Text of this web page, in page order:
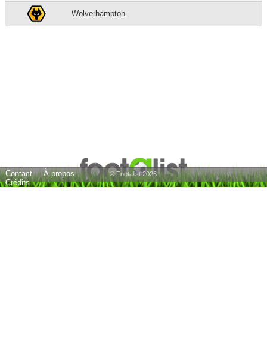
Wolverhampton
Contact
À propos
Crédits
© Footalist 2026